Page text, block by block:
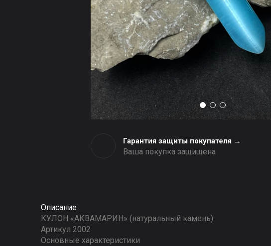
Гарантия защиты покупателя →
Ваша покупка защищена
Описание
КУЛОН «АКВАМАРИН» (натуральный камень)
Артикул 2002
Основные характеристики